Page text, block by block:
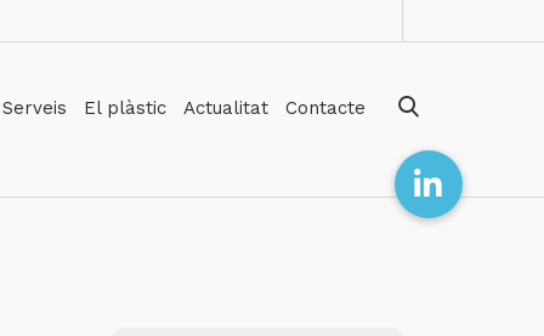
Serveis El plàstic Actualitat Contacte